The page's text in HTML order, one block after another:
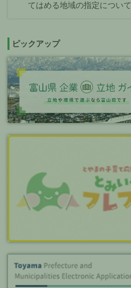
てはめる地域の指定について
ピックアップ